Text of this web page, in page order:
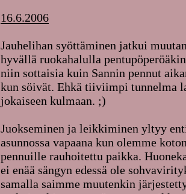
16.6.2006
Jauhelihan syöttäminen jatkui
hyvällä ruokahalulla
niin sottaisia kuin Sannin pennut
kun söivät. Ehkä tiiviimpi tunnelma
jokaiseen kulmaan. ;)
Juokseminen ja leikkiminen yltyy
asunnossa vapaana kun olemme
pennuille rauhoitettu paikka.
ei enää sängyn edessä ole
samalla saimme muutenkin